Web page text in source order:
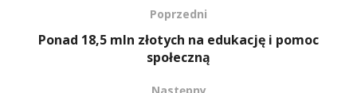
Poprzedni
Ponad 18,5 mln złotych na edukację i pomoc
społeczną